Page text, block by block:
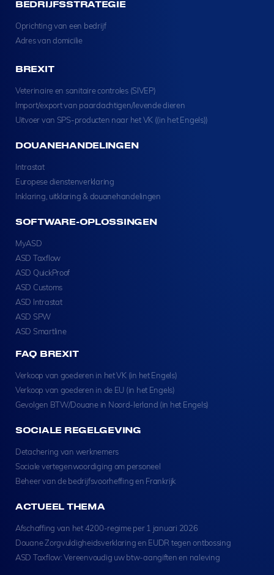
BEDRIJFSSTRATEGIE
Oprichting van een bedrijf
Adres van domicilie
BREXIT
Veterinaire en sanitaire controles (SIVEP)
Import/export van paardachtigen/levende dieren
Uitvoer van SPS-producten naar het VK ((in het Engels))
DOUANEHANDELINGEN
Intrastat
Europese dienstenverklaring
Inklaring, uitklaring & douanehandelingen
SOFTWARE-OPLOSSINGEN
MyASD
ASD Taxflow
ASD QuickProof
ASD Customs
ASD Intrastat
ASD SPW
ASD Smartline
FAQ BREXIT
Verkoop van goederen in het VK (in het Engels)
Verkoop van goederen in de EU (in het Engels)
Gevolgen BTW/Douane in Noord-Ierland (in het Engels)
SOCIALE REGELGEVING
Detachering van werknemers
Sociale vertegenwoordiging om personeel
Beheer van de bedrijfsvoorheffing en Frankrijk
ACTUEEL THEMA
Afschaffing van het 4200-regime per 1 januari 2026
Douane Zorgvuldigheidsverklaring en EUDR tegen ontbossing
ASD Taxflow: Vereenvoudig uw btw-aangiften en naleving